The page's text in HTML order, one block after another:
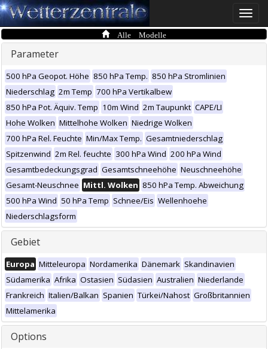
Toggle
Alle Modelle
Parameter
500 hPa Geopot. Höhe 850 hPa Temp. 850 hPa Stromlinien
Niederschlag 2m Temp 700 hPa Vertikalbew
850 hPa Pot. Äquiv. Temp 10m Wind 2m Taupunkt CAPE/LI
Hohe Wolken Mittelhohe Wolken Niedrige Wolken
700 hPa Rel. Feuchte Min/Max Temp. Gesamtniederschlag
Spitzenwind 2m Rel. feuchte 300 hPa Wind 200 hPa Wind
Gesamtbedeckungsgrad Gesamtschneehöhe Neuschneehöhe
Gesamt-Neuschnee Mittl. Wolken 850 hPa Temp. Abweichung
500 hPa Wind 50 hPa Temp Schnee/Eis Wellenhoehe
Niederschlagsform
Gebiet
Europa Mitteleuropa Nordamerika Dänemark Skandinavien
Südamerika Afrika Ostasien Südasien Australien Niederlande
Frankreich Italien/Balkan Spanien Türkei/Nahost Großbritannien
Mittelamerika
Options